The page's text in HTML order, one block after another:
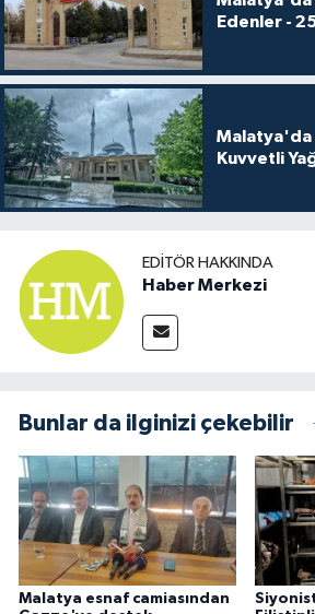
Edenler -
Malatya'da
Kuvvetli
EDITÖR HAKKINDA
Haber Merkezi
Bunlar da ilginizi çekebilir
Malatya esnaf camiasından